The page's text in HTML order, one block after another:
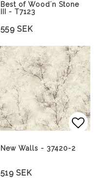
Best of Wood´n Stone
III - T7123
559 SEK
New Walls - 37420-2
519 SEK